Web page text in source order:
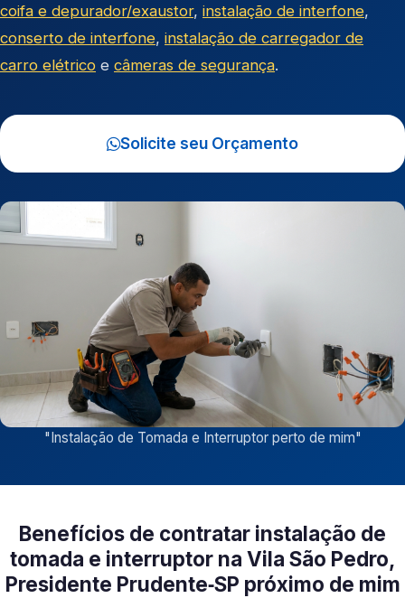
coifa e depurador/exaustor, instalação de interfone,
conserto de interfone, instalação de carregador de
carro elétrico e câmeras de segurança.
Solicite seu Orçamento
"Instalação de Tomada e Interruptor perto de mim"
Benefícios de contratar instalação de
tomada e interruptor na Vila São Pedro,
Presidente Prudente‑SP próximo de mim